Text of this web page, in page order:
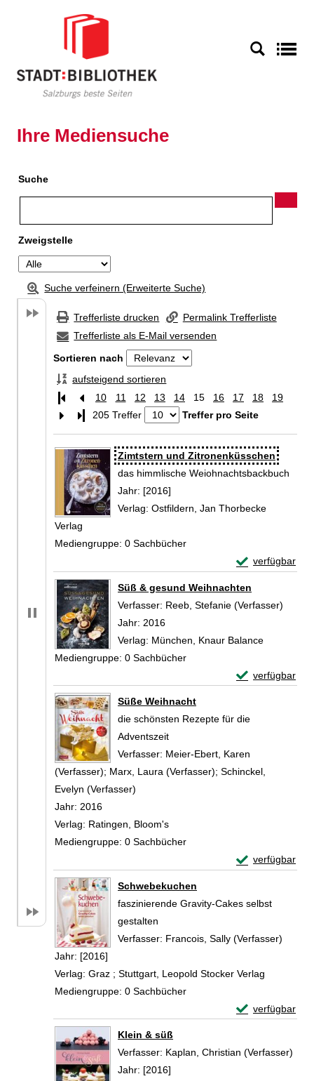
Ihre Mediensuche
Suche
Zweigstelle
Suche verfeinern (Erweiterte Suche)
Trefferliste drucken
Permalink Trefferliste
Trefferliste als E-Mail versenden
Sortieren nach
aufsteigend sortieren
10
11 12 13 14 15 16 17 18
19
Letzte Seite
205 Treffer Treffer pro Seite
Suchergebnis
Zu den Suchfiltern springen
Zimtstern und Zitronenküsschen
das himmlische Weiohnachtsbackbuch
Suche nach diesem Verfasser
Jahr: [2016]
Verlag: Ostfildern, Jan Thorbecke
Verlag
Mediengruppe: 0 Sachbücher
verfügbar
Exemplar-
Süß & gesund Weihnachten
Verfasser: Reeb, Stefanie (Verfasser)
Jahr: 2016
Verlag: München, Knaur Balance
Mediengruppe: 0 Sachbücher
verfügbar
Exemplar-
Süße Weihnacht
die schönsten Rezepte für die
Adventszeit
Verfasser: Meier-Ebert, Karen
(Verfasser); Marx, Laura (Verfasser); Schinckel,
Evelyn (Verfasser)
Jahr: 2016
Verlag: Ratingen, Bloom's
Mediengruppe: 0 Sachbücher
verfügbar
Exemplar-
Schwebekuchen
faszinierende Gravity-Cakes selbst
gestalten
Verfasser: Francois, Sally (Verfasser)
Jahr: [2016]
Verlag: Graz ; Stuttgart, Leopold Stocker Verlag
Mediengruppe: 0 Sachbücher
verfügbar
Exemplar-
Klein & süß
Verfasser: Kaplan, Christian (Verfasser)
Jahr: [2016]